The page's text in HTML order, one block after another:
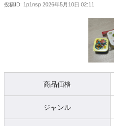
投稿ID: 1p1nsp 2026年5月10日 02:11
商品価格
ジャンル